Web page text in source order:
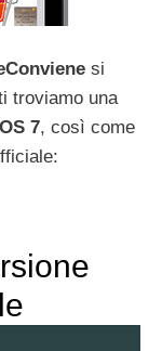
si
troviamo una
7, così come